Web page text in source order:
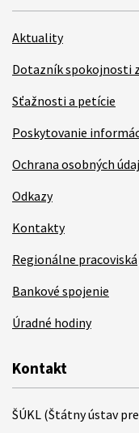
Aktuality
Dotazník spokojnosti
Sťažnosti a petície
Poskytovanie
Ochrana osobných
Odkazy
Kontakty
Regionálne pracoviská
Bankové spojenie
Úradné hodiny
Kontakt
ŠÚKL (Štátny ústav